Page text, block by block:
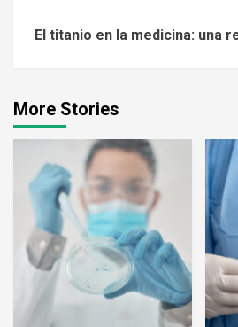
El titanio en la medicina: una
More Stories